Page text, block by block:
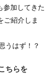
参加してきた
ご紹介しま
うはず！？
ちらを